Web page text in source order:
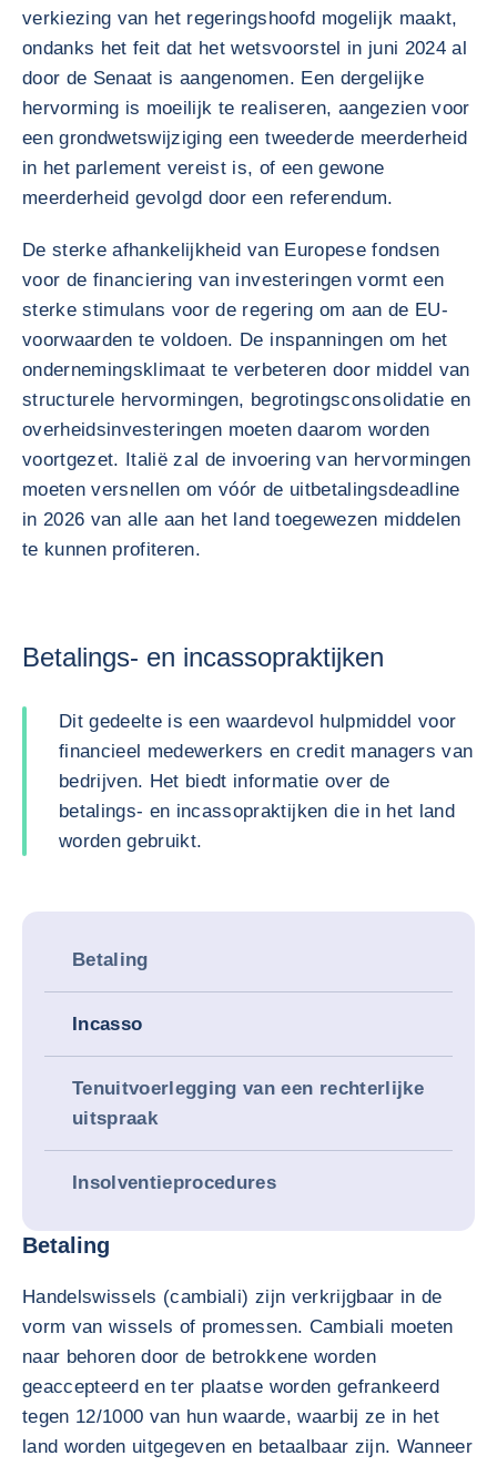
verkiezing van het regeringshoofd mogelijk maakt,
ondanks het feit dat het wetsvoorstel in juni 2024 al
door de Senaat is aangenomen. Een dergelijke
hervorming is moeilijk te realiseren, aangezien voor
een grondwetswijziging een tweederde meerderheid
in het parlement vereist is, of een gewone
meerderheid gevolgd door een referendum.
De sterke afhankelijkheid van Europese fondsen
voor de financiering van investeringen vormt een
sterke stimulans voor de regering om aan de EU-
voorwaarden te voldoen. De inspanningen om het
ondernemingsklimaat te verbeteren door middel van
structurele hervormingen, begrotingsconsolidatie en
overheidsinvesteringen moeten daarom worden
voortgezet. Italië zal de invoering van hervormingen
moeten versnellen om vóór de uitbetalingsdeadline
in 2026 van alle aan het land toegewezen middelen
te kunnen profiteren.
Betalings- en incassopraktijken
Dit gedeelte is een waardevol hulpmiddel voor
financieel medewerkers en credit managers van
bedrijven. Het biedt informatie over de
betalings- en incassopraktijken die in het land
worden gebruikt.
Betaling
Incasso
Tenuitvoerlegging van een rechterlijke
uitspraak
Insolventieprocedures
Betaling
Handelswissels (cambiali) zijn verkrijgbaar in de
vorm van wissels of promessen. Cambiali moeten
naar behoren door de betrokkene worden
geaccepteerd en ter plaatse worden gefrankeerd
tegen 12/1000 van hun waarde, waarbij ze in het
land worden uitgegeven en betaalbaar zijn. Wanneer